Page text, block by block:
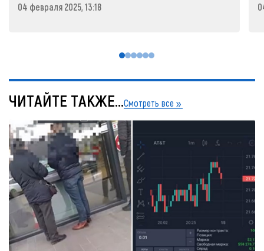
04 февраля 2025, 13:18
ЧИТАЙТЕ ТАКЖЕ...Смотреть все